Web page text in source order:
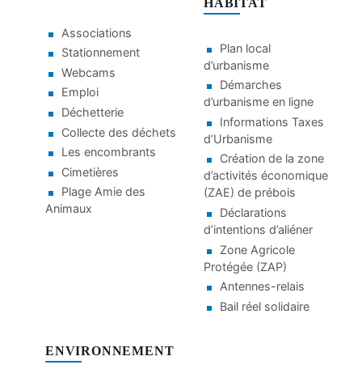
Associations
Stationnement
Webcams
Emploi
Déchetterie
Collecte des déchets
Les encombrants
Cimetières
Plage Amie des
Animaux
HABITAT
Plan local
d’urbanisme
Démarches
d’urbanisme en ligne
Informations Taxes
d’Urbanisme
Création de la zone
d’activités économique
(ZAE) de prébois
Déclarations
d’intentions d’aliéner
Zone Agricole
Protégée (ZAP)
Antennes-relais
Bail réel solidaire
ENVIRONNEMENT